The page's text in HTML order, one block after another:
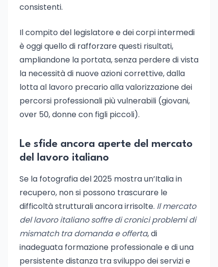
consistenti.
Il compito del legislatore e dei corpi intermedi
è oggi quello di rafforzare questi risultati,
ampliandone la portata, senza perdere di vista
la necessità di nuove azioni correttive, dalla
lotta al lavoro precario alla valorizzazione dei
percorsi professionali più vulnerabili (giovani,
over 50, donne con figli piccoli).
Le sfide ancora aperte del mercato
del lavoro italiano
Se la fotografia del 2025 mostra un’Italia in
recupero, non si possono trascurare le
difficoltà strutturali ancora irrisolte. Il mercato
del lavoro italiano soffre di cronici problemi di
mismatch tra domanda e offerta, di
inadeguata formazione professionale e di una
persistente distanza tra sviluppo dei servizi e